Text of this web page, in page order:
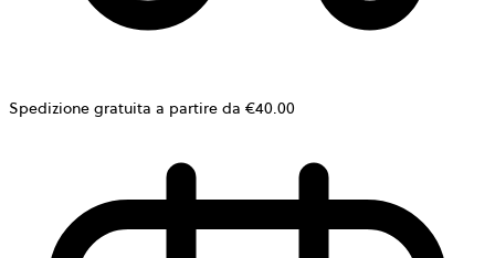
Spedizione gratuita a partire da €40.00